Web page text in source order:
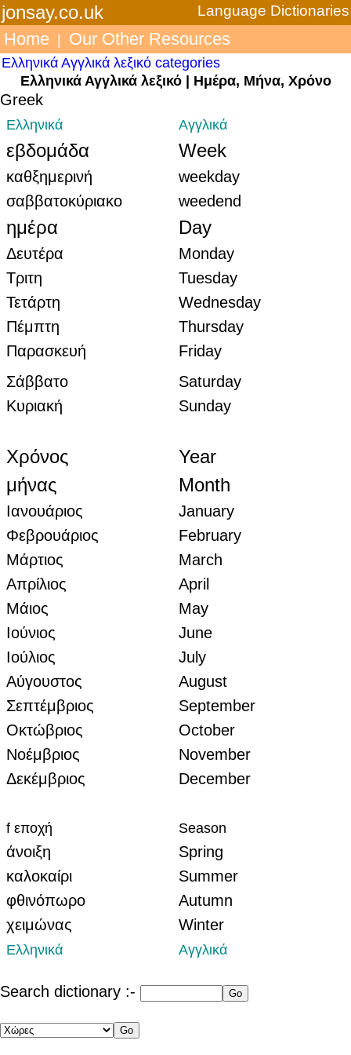
jonsay.co.uk Language Dictionaries
Home Our Other Resources
Ελληνικά Αγγλικά λεξικό categories
Ελληνικά Αγγλικά λεξικό | Ημέρα, Μήνα, Χρόνο
Greek
Ελληνικά Αγγλικά
εβδομάδα Week
καθξημερινή
weekday
σαββατοκύριακο
weedend
ημέρα Day
Δευτέρα
Monday
Τριτη
Tuesday
Τετάρτη
Wednesday
Πέμπτη
Thursday
Παρασκευή
Friday
Σάββατο
Saturday
Κυριακή
Sunday
Χρόνος
Year
μήνας
Month
Ιανουάριος
January
Φεβρουάριος
February
Μάρτιος
March
Απρίλιος
April
Μάιος
May
Ιούνιος
June
Ιούλιος
July
Αύγουστος
August
Σεπτέμβριος
September
Οκτώβριος
October
Νοέμβριος
November
Δεκέμβριος
December
f εποχή Season
άνοιξη
Spring
καλοκαίρι
Summer
φθινόπωρο
Autumn
χειμώνας
Winter
Ελληνικά Αγγλικά
Search dictionary :-